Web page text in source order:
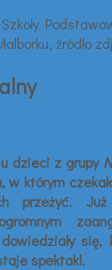
dzieci z grupy
którym
przeżyć.
się,
spektakl.